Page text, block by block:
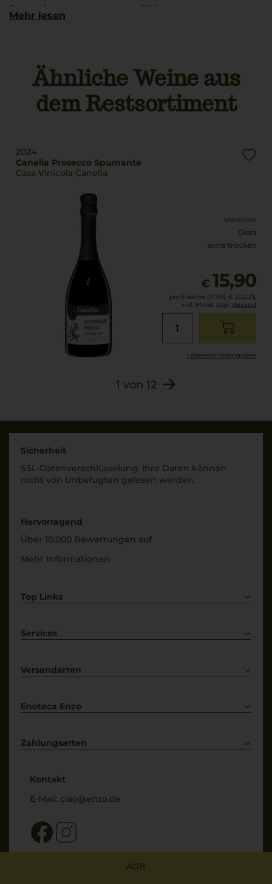
Passerina
Alkoholgehalt
12 % Vol.
Füllmenge
Mehr lesen
Ähnliche Weine aus
dem Restsortiment
2024
Canella Prosecco Spumante
Casa Vinicola Canella
Venetien
Glera
extra trocken
€ 15,90
pro Flasche (0.75l), € 21,20/L
inkl. MwSt. zzgl. Versand
Lebensmittel­angaben
1 von 12
Sicherheit
SSL-Daten­verschlüs­selung: Ihre Daten können
nicht von Unbe­fugten gelesen werden.
Hervorragend
Über 10.000 Bewertungen auf
Mehr Informationen
Top Links
Weißwein
Services
Kontakt
Versandarten
Enoteca Enzo
Bewertungs-Richtlinien
Zahlungsarten
Kontakt
E-Mail: ciao@enzo.de
AGB